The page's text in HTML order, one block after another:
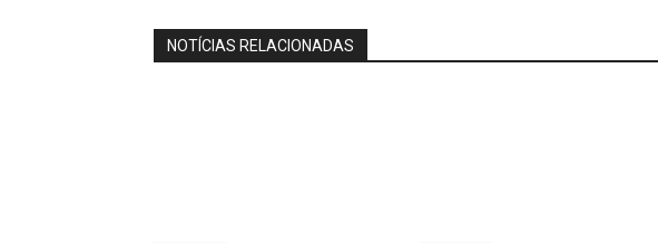
NOTÍCIAS RELACIONADAS